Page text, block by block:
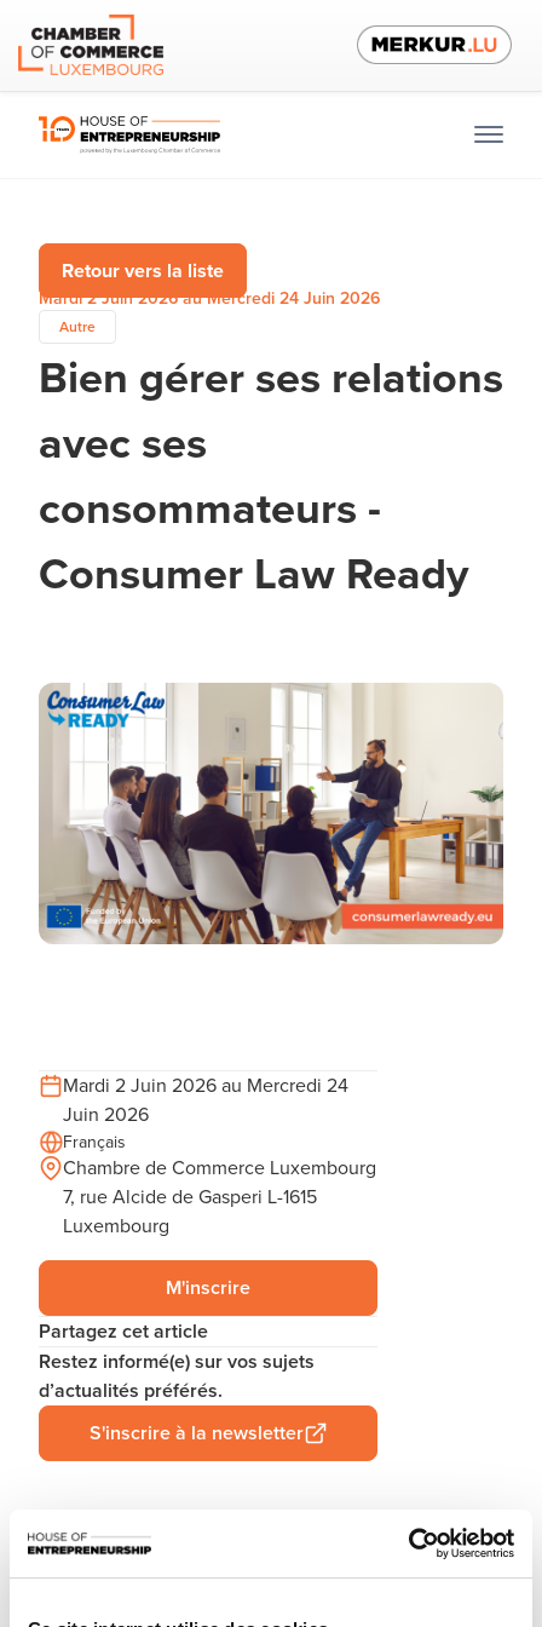
Retour vers la liste
Mardi 2 Juin 2026 au Mercredi 24 Juin 2026
Autre
Bien gérer ses relations
avec ses
consommateurs -
Consumer Law Ready
Mardi 2 Juin 2026 au Mercredi 24
Juin 2026
Français
Chambre de Commerce Luxembourg
7, rue Alcide de Gasperi L-1615
Luxembourg
M'inscrire
Partagez cet article
Restez informé(e) sur vos sujets
d’actualités préférés.
S'inscrire à la newsletter
Votre entreprise est-elle conforme au droit de la
consommation ? Vous recevez des plaintes et ne savez